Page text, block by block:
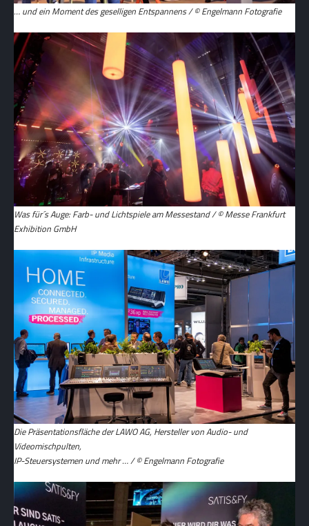
… und ein Moment des geselligen Entspannens / © Engelmann Fotografie
Was für´s Auge: Farb- und Lichtspiele am Messestand / © Messe Frankfurt
Exhibition GmbH
Die Präsentationsfläche der LAWO AG, Hersteller von Audio- und
Videomischpulten,
IP-Steuersystemen und mehr … / © Engelmann Fotografie